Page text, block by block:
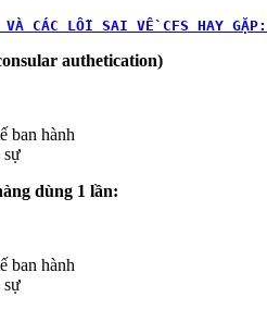
VÀ CÁC LỖI SAI VỀ CFS HAY GẶP:
authetication)
ban hành
sự
dùng 1 lần:
ban hành
sự